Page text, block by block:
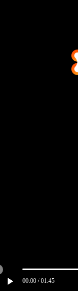
00:00 / 01:45